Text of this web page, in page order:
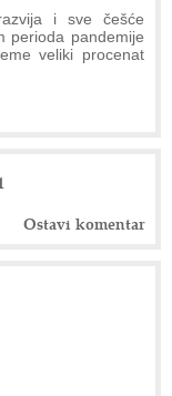
i sve češće
perioda pandemije
veliki procenat
Ostavi komentar